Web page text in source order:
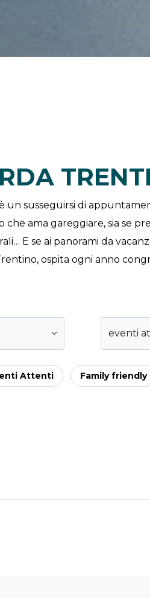
un susseguirsi di
ama gareggiare, sia se
E se ai panorami da
ospita ogni anno
eventi
Attenti Family friendly